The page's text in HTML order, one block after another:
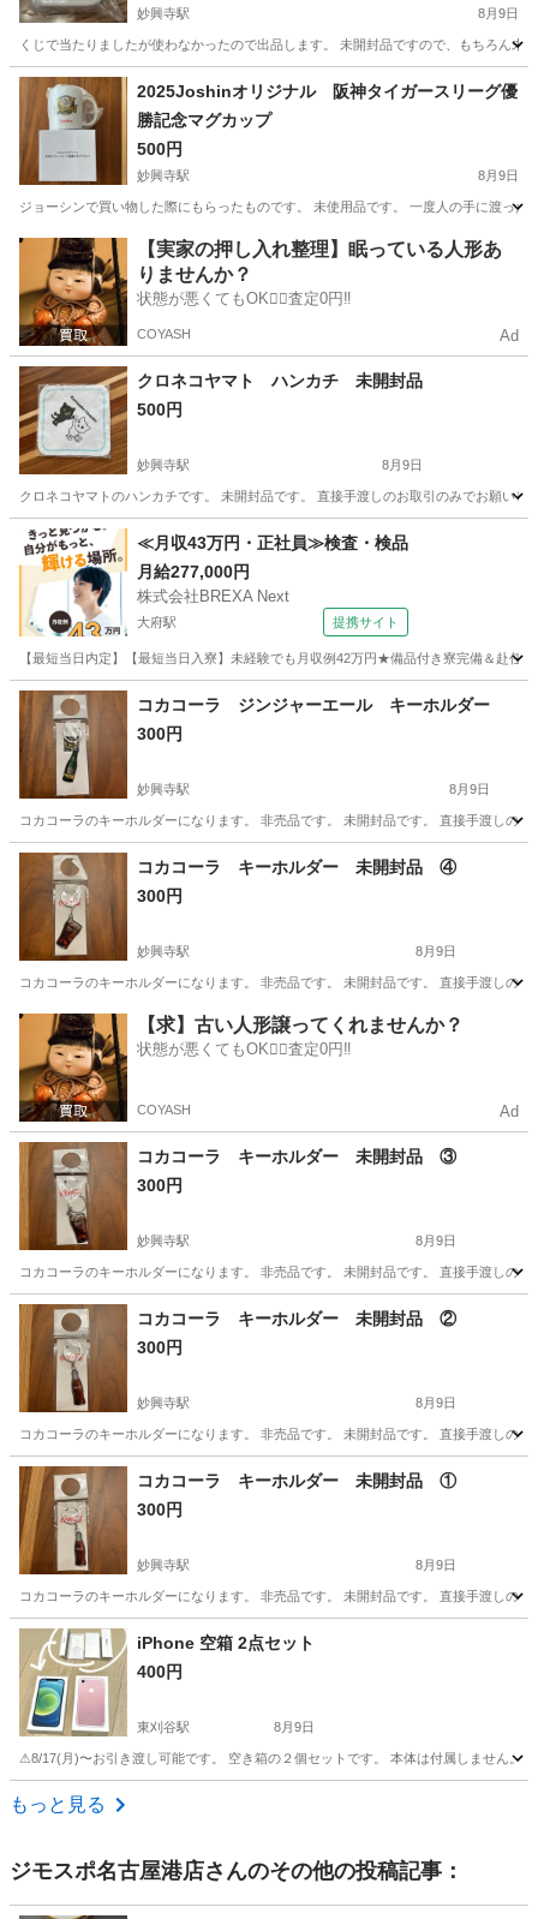
妙興寺駅 8月9日
くじで当たりましたが使わなかったので出品します。 未開封品ですので、もちろん
愛知 一宮市 家庭用品
2025Joshinオリジナル 阪神タイガースリーグ優
勝記念マグカップ
500円
妙興寺駅 8月9日
ジョーシンで買い物した際にもらったものです。 未使用品です。 一度人の手に渡っ
愛知 一宮市 妙興寺駅 食器 阪神タイガース
【実家の押し入れ整理】眠っている人形あ
りませんか？
状態が悪くてもOK🙆‍♀️査定0円‼️
COYASH Ad
クロネコヤマト ハンカチ 未開封品
500円
妙興寺駅 8月9日
クロネコヤマトのハンカチです。 未開封品です。 直接手渡しのお取引のみでお願いし
愛知 一宮市 妙興寺駅 ノベルティグッズ クロネコヤマト
≪月収43万円・正社員≫検査・検品
月給277,000円
株式会社BREXA Next
大府駅 提携サイト
【最短当日内定】【最短当日入寮】未経験でも月収例42万円★備品付き寮完備＆赴
愛知 大府市 大府駅 その他
コカコーラ ジンジャーエール キーホルダー
300円
妙興寺駅 8月9日
コカコーラのキーホルダーになります。 非売品です。 未開封品です。 直接手渡しの
愛知 一宮市 妙興寺駅 ノベルティグッズ コカコーラ
コカコーラ キーホルダー 未開封品 ④
300円
妙興寺駅 8月9日
コカコーラのキーホルダーになります。 非売品です。 未開封品です。 直接手渡しの
愛知 一宮市 妙興寺駅 ノベルティグッズ コカコーラ
【求】古い人形譲ってくれませんか？
状態が悪くてもOK🙆‍♀️査定0円‼️
COYASH Ad
コカコーラ キーホルダー 未開封品 ③
300円
妙興寺駅 8月9日
コカコーラのキーホルダーになります。 非売品です。 未開封品です。 直接手渡しの
愛知 一宮市 妙興寺駅 ノベルティグッズ コカコーラ
コカコーラ キーホルダー 未開封品 ②
300円
妙興寺駅 8月9日
コカコーラのキーホルダーになります。 非売品です。 未開封品です。 直接手渡しの
愛知 一宮市 妙興寺駅 ノベルティグッズ コカコーラ
コカコーラ キーホルダー 未開封品 ①
300円
妙興寺駅 8月9日
コカコーラのキーホルダーになります。 非売品です。 未開封品です。 直接手渡しの
愛知 一宮市 ノベルティグッズ
iPhone 空箱 2点セット
400円
東刈谷駅 8月9日
⚠︎8/17(月)〜お引き渡し可能です。 空き箱の２個セットです。 本体は付属しません。
愛知 知立市
もっと見る
ジモスポ名古屋港店さんのその他の投稿記事：